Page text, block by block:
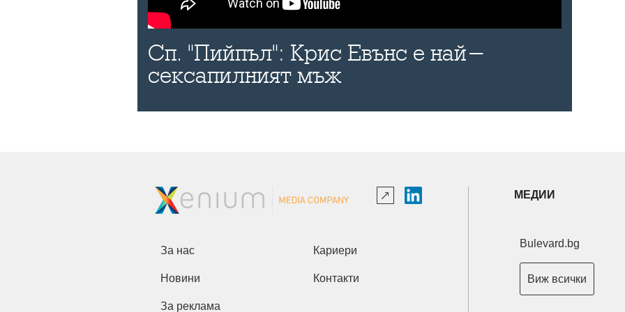
Сп. "Пийпъл": Крис Евънс е най-
сексапилният мъж
За нас Кариери
Новини Контакти
За реклама
МЕДИИ
Bulevard.bg
Виж всички